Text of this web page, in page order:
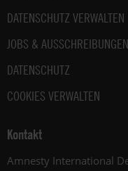
DATENSCHUTZ VERWALTEN
JOBS & AUSSCHREIBUNGEN
DATENSCHUTZ
COOKIES VERWALTEN
Kontakt
Amnesty International